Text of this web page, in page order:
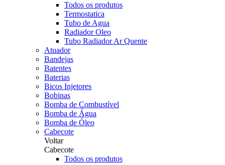
Todos os produtos
Termostatica
Tubo de Agua
Radiador Oleo
Tubo Radiador Ar Quente
Atuador
Bandejas
Batentes
Baterias
Bicos Injetores
Bobinas
Bomba de Combustível
Bomba de Água
Bomba de Óleo
Cabecote
Voltar
Cabecote
Todos os produtos